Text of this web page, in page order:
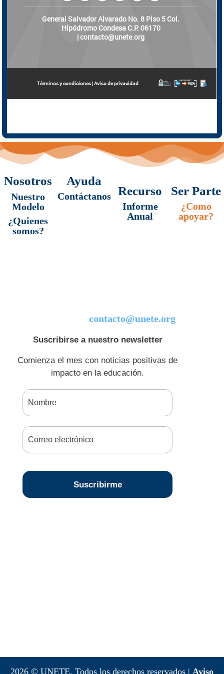
Nosotros
Nuestro
Modelo
¿Quienes
somos?
Ayuda
Contáctanos Recurso
Informe
Anual
Ser Parte
¿Como
apoyar?
Suscribirse a nuestro newsletter
Comienza el mes con noticias positivas de
impacto en la educación.
contacto@unete.org
2026 © UNETE, Todos los derechos reservados | Aviso